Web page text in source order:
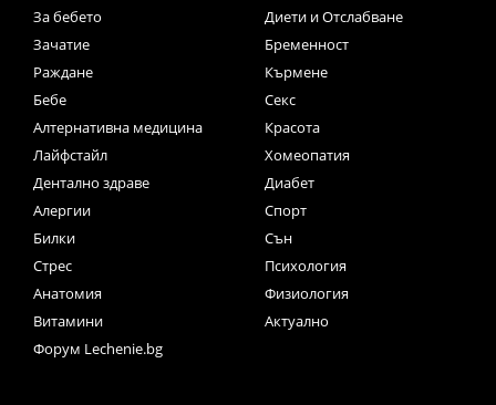
За бебето
Диети и Отслабване
Зачатие
Бременност
Раждане
Кърмене
Бебе
Секс
Алтернативна медицина
Красота
Лайфстайл
Хомеопатия
Дентално здраве
Диабет
Алергии
Спорт
Билки
Сън
Стрес
Психология
Анатомия
Физиология
Витамини
Актуално
Форум Lechenie.bg